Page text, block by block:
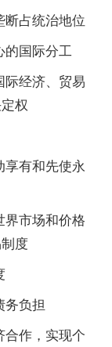
占统治地位
国际分工
经济、贸易
权
有和先使永
市场和价格
度
负担
作，实现个